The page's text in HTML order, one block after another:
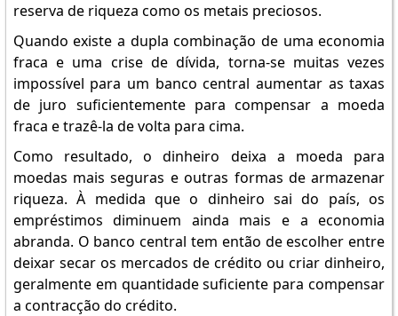
reserva de riqueza como os metais preciosos.
Quando existe a dupla combinação de uma economia
fraca e uma crise de dívida, torna-se muitas vezes
impossível para um banco central aumentar as taxas
de juro suficientemente para compensar a moeda
fraca e trazê-la de volta para cima.
Como resultado, o dinheiro deixa a moeda para
moedas mais seguras e outras formas de armazenar
riqueza. À medida que o dinheiro sai do país, os
empréstimos diminuem ainda mais e a economia
abranda. O banco central tem então de escolher entre
deixar secar os mercados de crédito ou criar dinheiro,
geralmente em quantidade suficiente para compensar
a contracção do crédito.